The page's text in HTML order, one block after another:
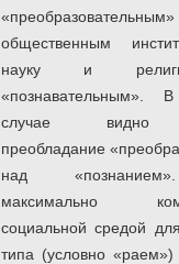
«преобразовательным»
общественным
науку и
«познавательным».
случае видно
преобладание
над
максимально
социальной средой
типа (условно «раем»)